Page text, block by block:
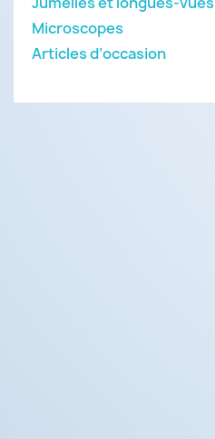
Microscopes
Articles d’occasion